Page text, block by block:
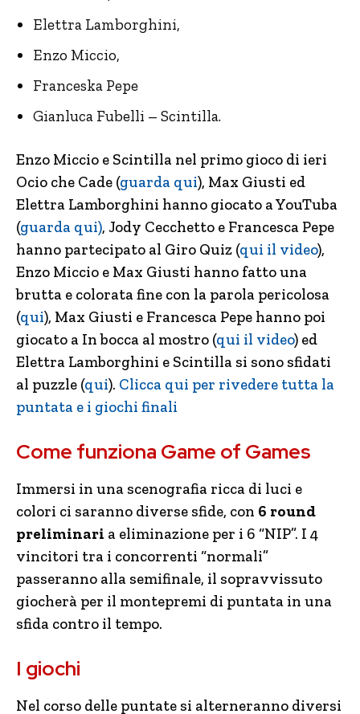
Elettra Lamborghini,
Enzo Miccio,
Franceska Pepe
Gianluca Fubelli – Scintilla.
Enzo Miccio e Scintilla nel primo gioco di ieri
Ocio che Cade (guarda qui), Max Giusti ed
Elettra Lamborghini hanno giocato a YouTuba
(guarda qui), Jody Cecchetto e Francesca Pepe
hanno partecipato al Giro Quiz (qui il video),
Enzo Miccio e Max Giusti hanno fatto una
brutta e colorata fine con la parola pericolosa
(qui), Max Giusti e Francesca Pepe hanno poi
giocato a In bocca al mostro (qui il video) ed
Elettra Lamborghini e Scintilla si sono sfidati
al puzzle (qui). Clicca qui per rivedere tutta la
puntata e i giochi finali
Come funziona Game of Games
Immersi in una scenografia ricca di luci e
colori ci saranno diverse sfide, con 6 round
preliminari a eliminazione per i 6 “NIP”. I 4
vincitori tra i concorrenti “normali”
passeranno alla semifinale, il sopravvissuto
giocherà per il montepremi di puntata in una
sfida contro il tempo.
I giochi
Nel corso delle puntate si alterneranno diversi